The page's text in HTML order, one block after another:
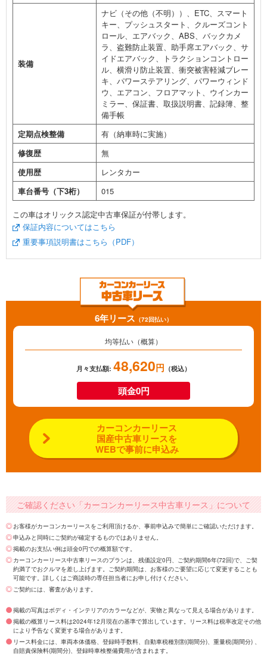
装備
ナビ（その他（不明））、ETC、スマート
キー、プッシュスタート、クルーズコント
ロール、エアバック、ABS、バックカメ
ラ、盗難防止装置、助手席エアバック、サ
イドエアバック、トラクションコントロー
ル、横滑り防止装置、衝突被害軽減ブレー
キ、パワーステアリング、パワーウィンド
ウ、エアコン、フロアマット、ウインカー
ミラー、保証書、取扱説明書、記録簿、整
備手帳
定期点検整備
有（納車時に実施）
修復歴
無
使用歴
レンタカー
車台番号（下3桁）
015
この車はオリックス認定中古車保証が付帯します。
保証内容についてはこちら
重要事項説明書はこちら（PDF）
6年リース （72回払い）
均等払い（概算）
月々支払額: 48,620円 （税込）
頭金0円
カーコンカーリース
国産中古車リースを
WEBで事前に申込み
ご確認ください「カーコンカーリース中古車リース」について
お客様がカーコンカーリースをご利用頂けるか、事前申込みで簡単にご確認いただけます。
申込みと同時にご契約が確定するものではありません。
掲載のお支払い例は頭金0円での概算額です。
カーコンカーリース中古車リースのプランは、残価設定0円、ご契約期間6年(72回)で、ご契
約満了でおクルマを差し上げます。ご契約期間は、お客様のご要望に応じて変更することも
可能です。詳しくはご商談時の専任担当者にお申し付けください。
ご契約には、審査があります。
掲載の写真はボディ・インテリアのカラーなどが、実物と異なって見える場合があります。
掲載の概算リース料は2024年12月現在の基準で算出しています。リース料は税率改定その他
により予告なく変更する場合があります。
リース料金には、車両本体価格、登録時手数料、自動車税種別割(期間分)、重量税(期間分) 、
自賠責保険料(期間分)、登録時車検整備費用が含まれます。